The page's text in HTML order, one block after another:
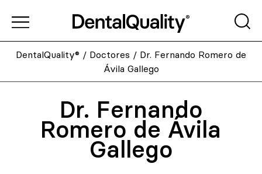
DentalQuality® / Doctores / Dr. Fernando Romero de
Ávila Gallego
Dr. Fernando
Romero de Ávila
Gallego